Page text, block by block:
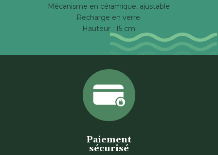
Mécanisme en céramique, ajustable
Recharge en verre.
Hauteur : 15 cm
Paiement
sécurisé